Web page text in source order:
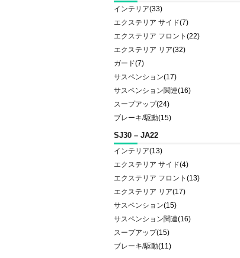
インテリア(33)
エクステリア サイド(7)
エクステリア フロント (22)
エクステリア リア(32)
ガード(7)
サスペンション(17)
サスペンション関連(16)
スープアップ(24)
ブレーキ/駆動(15)
SJ30 – JA22
インテリア(13)
エクステリア サイド(4)
エクステリア フロント (13)
エクステリア リア(17)
サスペンション(15)
サスペンション関連(16)
スープアップ(15)
ブレーキ/駆動(11)